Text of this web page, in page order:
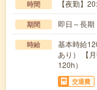
時間 【夜勤】
期間 即日～長期
時給
基本時給
あり） 【
120h）
交通費